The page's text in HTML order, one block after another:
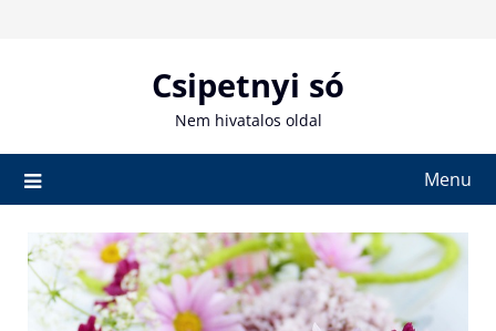
Csipetnyi só
Nem hivatalos oldal
Menu